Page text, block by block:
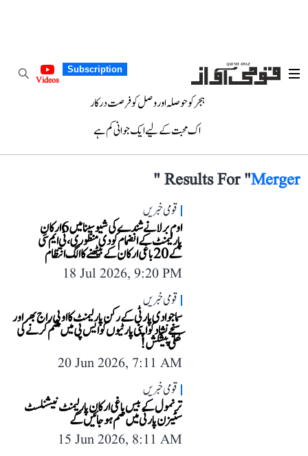
Subscription
Videos
ہجر کو حوصلہ اور وصل کو فرصت درکار
اک محبت کے لیے ایک جوانی کم ہے
Results For "Merger
"
قومی خبریں
اوم برلا نے شندے کی شیوسینا میں 6 ارکانِ
پارلیمنٹ کے انضمام کو دی منظوری، ٹی ایم سی
کے 20 باغی ارکان کے بیٹھنے کا الگ انتظام
18 Jul 2026, 9:20 PM
قومی خبریں
سماجوادی پارٹی کے رکن پارلیمنٹ کا او پی راج بھر اور
سنجے نشاد کو اپنی پارٹیوں کو ایس پی میں ضم کرنے کی
کھلی پیشکش!
20 Jun 2026, 7:11 AM
قومی خبریں
ترنمول کے بیس باغی ارکان پارلیمنٹ نیشنلسٹ
سٹیزن پارٹی میں ضم ہو جائیں گے
15 Jun 2026, 8:11 AM